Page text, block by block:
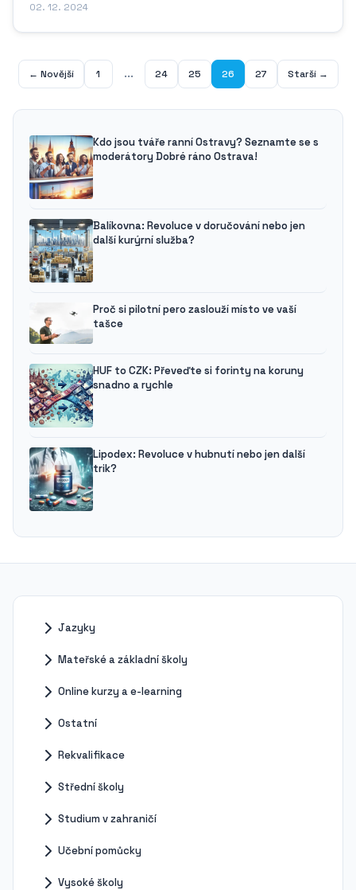
touhu po slunci a teple. Právě proto mu dopřejte to
02. 12. 2024
← Novější 1 ... 24 25 26 27 Starší →
Kdo jsou tváře ranní Ostravy? Seznamte se s
moderátory Dobré ráno Ostrava!
Balíkovna: Revoluce v doručování nebo jen
další kurýrní služba?
Proč si pilotní pero zaslouží místo ve vaší
tašce
HUF to CZK: Převeďte si forinty na koruny
snadno a rychle
Lipodex: Revoluce v hubnutí nebo jen další
trik?
Jazyky
Mateřské a základní školy
Online kurzy a e-learning
Ostatní
Rekvalifikace
Střední školy
Studium v zahraničí
Učební pomůcky
Vysoké školy